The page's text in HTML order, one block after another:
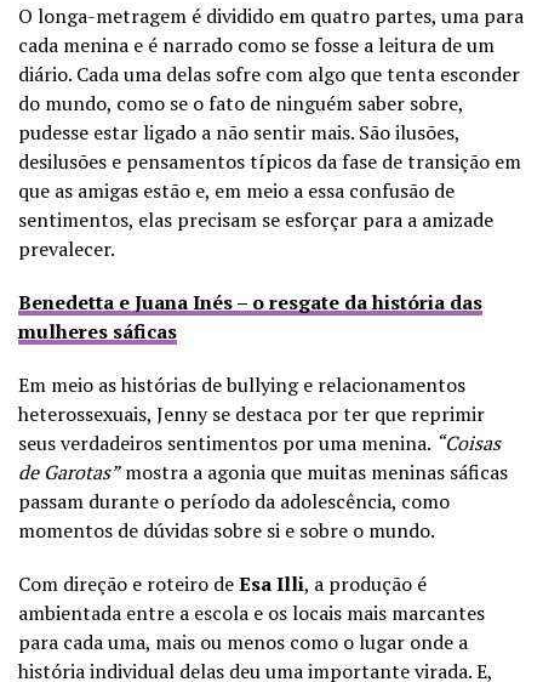
O longa-metragem é dividido em quatro partes, uma para
cada menina e é narrado como se fosse a leitura de um
diário. Cada uma delas sofre com algo que tenta esconder
do mundo, como se o fato de ninguém saber sobre,
pudesse estar ligado a não sentir mais. São ilusões,
desilusões e pensamentos típicos da fase de transição em
que as amigas estão e, em meio a essa confusão de
sentimentos, elas precisam se esforçar para a amizade
prevalecer.
Benedetta e Juana Inés – o resgate da história das
mulheres sáficas
Em meio as histórias de bullying e relacionamentos
heterossexuais, Jenny se destaca por ter que reprimir
seus verdadeiros sentimentos por uma menina. “Coisas
de Garotas”mostra a agonia que muitas meninas sáficas
passam durante o período da adolescência, como
momentos de dúvidas sobre si e sobre o mundo.
Com direção e roteiro deEsa Illi, a produção é
ambientada entre a escola e os locais mais marcantes
para cada uma, mais ou menos como o lugar onde a
história individual delas deu uma importante virada. E,